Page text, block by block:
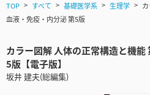
TOP すべて 基礎医学系 生理学
血液・免疫・内分泌 第5版
カラー図解 人体の正常構造と機
5版【電子版】
坂井 建夫(総編集)